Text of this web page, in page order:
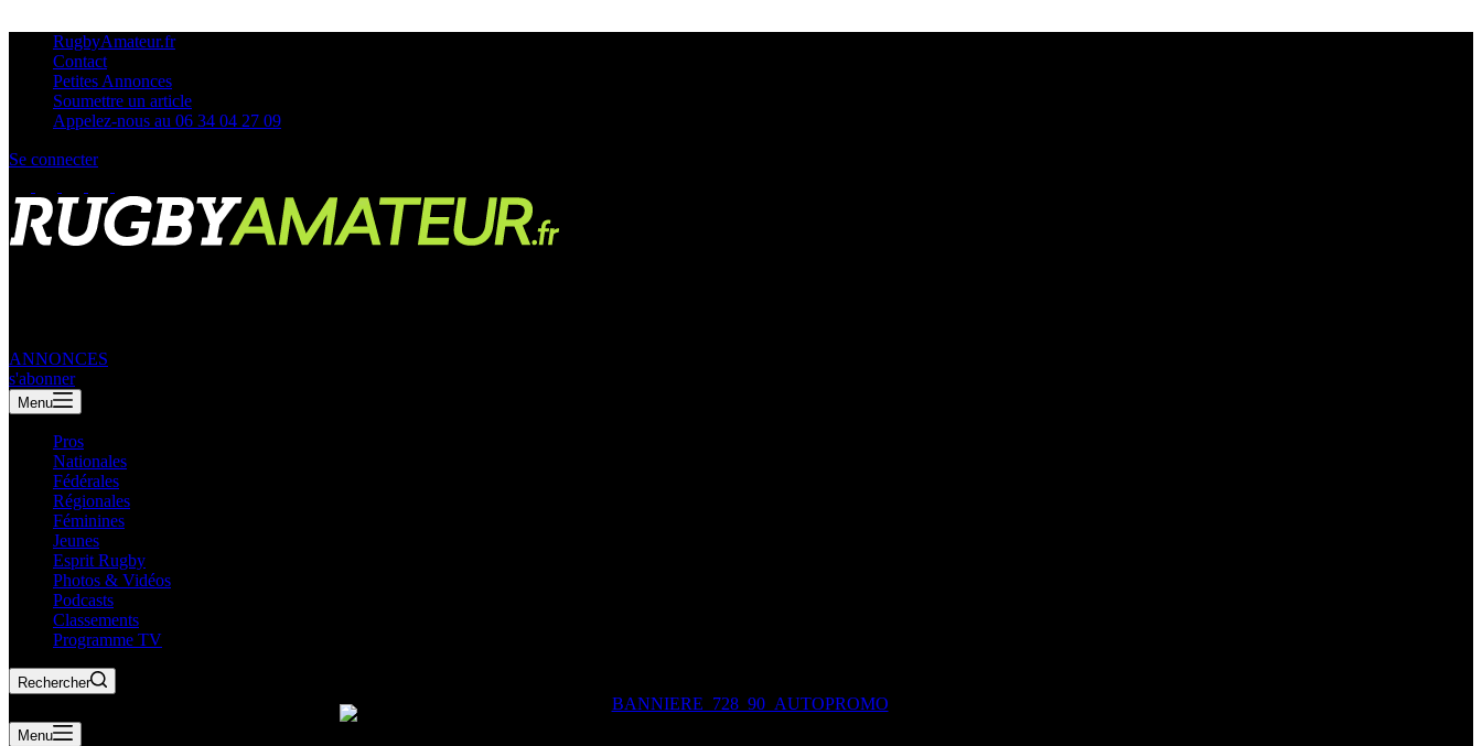
RugbyAmateur.fr
Contact
Petites Annonces
Soumettre un article
Appelez-nous au 06 34 04 27 09
Se connecter
ANNONCES
s'abonner
Menu
Pros
Nationales
Fédérales
Régionales
Féminines
Jeunes
Esprit Rugby
Photos & Vidéos
Podcasts
Classements
Programme TV
Rechercher
Menu